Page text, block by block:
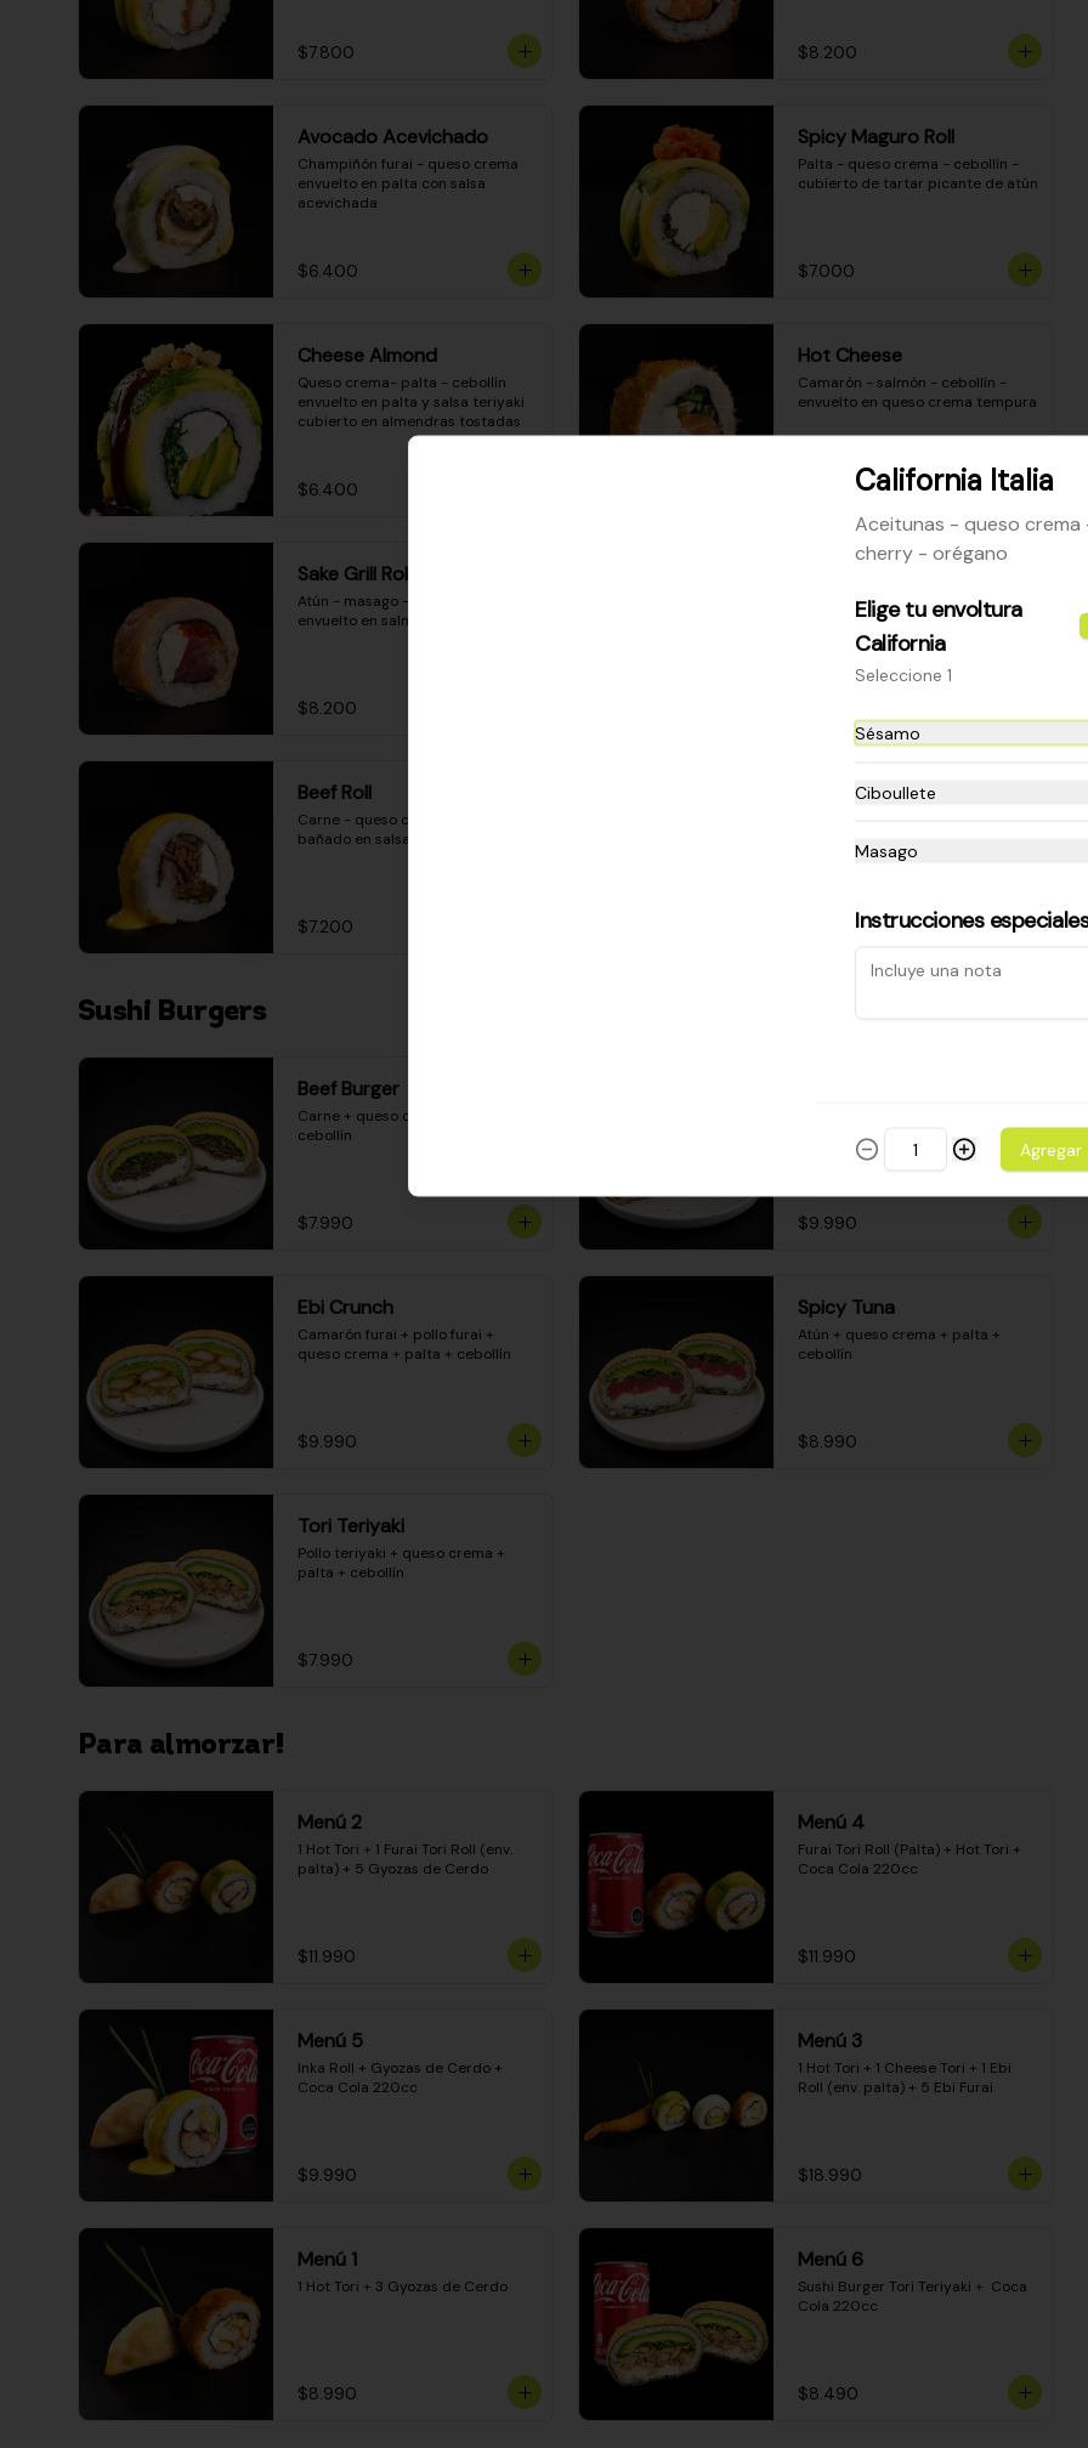
$7.800 $8.200
Avocado Acevichado
Champiñón furai - queso crema
envuelto en palta con salsa
acevichada
$6.400
Spicy Maguro Roll
Palta - queso crema - cebollín -
cubierto de tartar picante de atún
$7.000
Cheese Almond
Queso crema- palta - cebollín
envuelto en palta y salsa teriyaki
cubierto en almendras tostadas
$6.400
Hot Cheese
Camarón - salmón - cebollín -
envuelto en queso crema tempura
$8.600
Sake Grill Roll
Atún - masago - queso crema -
envuelto en salmón gratinado
$8.200
Camarón apanado - queso crema
- palta - envuelto en queso
mozzarella gratinado
Beef Roll
Carne - queso crema - pimentón -
bañado en salsa huancaína
$7.200
Ceviche Especial Roll
una porción de ceviche mixto y
$8.600
Sushi Burgers
Beef Burger
Carne + queso crema + palta +
cebollín
$7.990 $9.990
Ebi Crunch
Camarón furai + pollo furai +
queso crema + palta + cebollín
$9.990
Spicy Tuna
Atún + queso crema + palta +
cebollín
$8.990
Tori Teriyaki
Pollo teriyaki + queso crema +
palta + cebollín
$7.990
Para almorzar!
Menú 2
1 Hot Tori + 1 Furai Tori Roll (env.
palta) + 5 Gyozas de Cerdo
$11.990
Menú 4
Furai Tori Roll (Palta) + Hot Tori +
Coca Cola 220cc
$11.990
Menú 5
Inka Roll + Gyozas de Cerdo +
Coca Cola 220cc
$9.990
Menú 3
1 Hot Tori + 1 Cheese Tori + 1 Ebi
Roll (env. palta) + 5 Ebi Furai
$18.990
Menú 1
1 Hot Tori + 3 Gyozas de Cerdo
$8.990
Menú 6
Sushi Burger Tori Teriyaki +  Coca
Cola 220cc
$8.490
California Italia
Aceitunas - queso
cherry - orégano
Elige tu envoltura
California
Seleccione 1
Sésamo
Ciboullete
Masago
Instrucciones
Agregar